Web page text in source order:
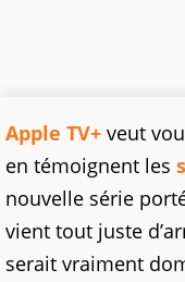
Apple TV+ veut
en témoignent les
nouvelle série
vient tout juste
serait vraiment